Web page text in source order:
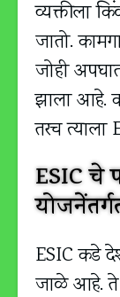
व्यक्तीला
जातो.
जोही
झाला आहे.
तरच त्याला
ESIC चे
ESIC कडे
जाळे आहे. ते